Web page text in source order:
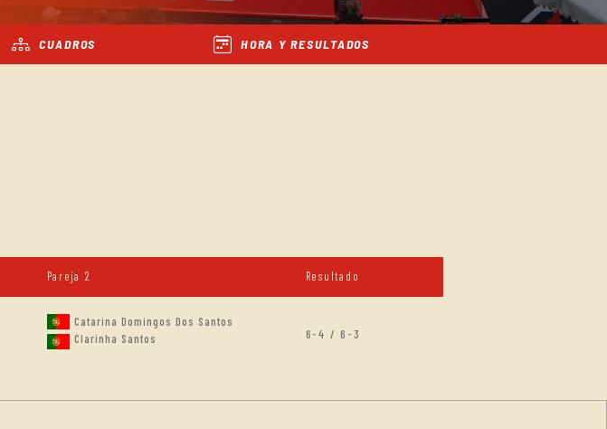
CUADROS HORA Y RESULTADOS
Pareja 2 Resultado
Catarina Domingos Dos Santos
Clarinha Santos
6-4 / 6-3